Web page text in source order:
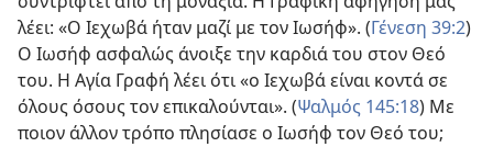
λέει: «Ο Ιεχωβά ήταν μαζί με τον Ιωσήφ». (Γένεση 39:2)
Ο Ιωσήφ ασφαλώς άνοιξε την καρδιά του στον Θεό
του. Η Αγία Γραφή λέει ότι «ο Ιεχωβά είναι κοντά σε
όλους όσους τον επικαλούνται». (Ψαλμός 145:18) Με
ποιον άλλον τρόπο πλησίασε ο Ιωσήφ τον Θεό του;